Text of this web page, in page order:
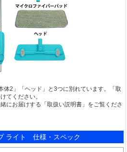
2」「ヘッド」と3つに別れています。「取
てください。
にお届けする「取扱い説明書」をご覧くださ
ライト 仕様・スペック